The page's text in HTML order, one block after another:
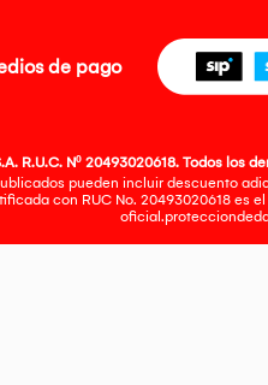
de pago
R.U.C. Nº 20493020618. Todos los
pueden incluir descuento
con RUC No. 20493020618